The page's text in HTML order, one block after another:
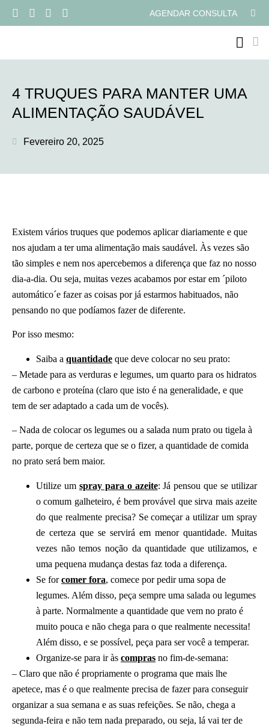
AGENDAR CONSULTA
4 TRUQUES PARA MANTER UMA
ALIMENTAÇÃO SAUDÁVEL
Fevereiro 20, 2025
Existem vários truques que podemos aplicar diariamente e que
nos ajudam a ter uma alimentação mais saudável. Às vezes são
tão simples e nem nos apercebemos a diferença que faz no nosso
dia-a-dia. Ou seja, muitas vezes acabamos por estar em ´piloto
automático´e fazer as coisas por já estarmos habituados, não
pensando no que podíamos fazer de diferente.
Por isso mesmo:
Saiba a quantidade que deve colocar no seu prato:
– Metade para as verduras e legumes, um quarto para os hidratos
de carbono e proteína (claro que isto é na generalidade, e que
tem de ser adaptado a cada um de vocês).
– Nada de colocar os legumes ou a salada num prato ou tigela à
parte, porque de certeza que se o fizer, a quantidade de comida
no prato será bem maior.
Utilize um spray para o azeite: Já pensou que se utilizar
o comum galheteiro, é bem provável que sirva mais azeite
do que realmente precisa? Se começar a utilizar um spray
de certeza que se servirá em menor quantidade. Muitas
vezes não temos noção da quantidade que utilizamos, e
uma pequena mudança destas faz toda a diferença.
Se forcomer fora, comece por pedir uma sopa de
legumes. Além disso, peça sempre uma salada ou legumes
à parte. Normalmente a quantidade que vem no prato é
muito pouca e não chega para o que realmente necessita!
Além disso, e se possível, peça para ser você a temperar.
Organize-se para ir às compras no fim-de-semana:
– Claro que não é propriamente o programa que mais lhe
apetece, mas é o que realmente precisa de fazer para conseguir
organizar a sua semana e as suas refeições. Se não, chega a
segunda-feira e não tem nada preparado, ou seja, lá vai ter de